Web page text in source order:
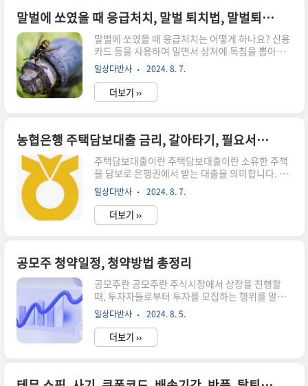
세를 보이며 아이클라우드, 애플뮤직 등의 서비스
를 제공하고 있습니다. 애플은 지속적인 연구개발
과 혁신적인 제품 출시를 통해 경쟁력을 유지하고
있으며, 전 세계적으로 많은 고객층을 확보하고 있
습니다. 자세한 설명애플은 스마트폰, 노트북, 태블
릿, 웨어러블 및 액세서리를 설계하고, 제조부터 판
매까지 다양한 관련 서비스를 ..
말벌에 쏘였을 때 응급처치, 말벌 퇴치법, 말벌퇴치비용, 말벌퇴치제 총정리
말벌에 쏘였을 때 응급처치는 어떻게 하나요? 신용
카드 등을 사용하여 밀면서 상처에 독침을 뽑아냅
니다.이후 벌에 쏘인 자리에 얼음찜질합니다.벌에
쏘인 사람이 쇼크에 빠졌을 때(알레르기 과민 반
응), 벌에 여러 번 쏘였을 때, 입안을 쏘였을 때(목
구멍과 혀가 부어올라 기도를 막을 수 있음)는 즉시
을 가까이 두지 말고 벌을 유인할 만한 향수, 화장
품, 요란한 색깔의 옷은 피해야 합니다. 만약 벌이
가까이 접근하면 벌이 놀라지 않도록 주의하면서
조심스럽게 피하는 것이 바람직합니다. 또한 말벌
에 쏘인 뒤 침을 제거하려고 상처 부위를 억지로 자
극하면 염증을 유발할 수 있으므로, 상처 부위를 차
갑게 한 뒤에 빨리 병원으로..
일상다반사 2024. 8. 7.
더보기 ››
농협은행 주택담보대출 금리, 갈아타기, 필요서류 총정리
주택담보대출이란 주택담보대출이란 소유한 주책
을 담보로 은행권에서 받는 대출을 의미합니다. 개
인의 신용이나 소득을 따지는 신용 대출보다 상대
적으로 저렴한 금리로 돈을 빌릴 수 있으며, 길게는
40년까지도 빌릴 수 있습니다. 또한, 빌려주는 한
도는 LTV 정책에 따라 일반지역은 70% 조정지역
LTV, DTI, DSR 등의 정책이 적용될 수 있습니
다. 농협은행 주택담보대출 금리 농협은행 주택담
보대출 금리는 연 최저 3.69%에서 최고 3.89%까
지 가능하며, 5년 만기 금융채권의 변동 사항에 따
라 다를 수 있습니다. (주택자금, 대출 기간 5년 1개
월, 거치식 아님, 대출금 3억 원, 원금 균등 분할 상
환 기준입니다..
일상다반사 2024. 8. 7.
더보기 ››
공모주 청약일정, 청약방법 총정리
공모주란 공모주란 주식시장에서 상장을 진행할
때, 투자자들로부터 투자를 모집하는 행위를 말하
며, 청약을 통해 투자자들을 모집하며 총 모인 투자
금액을 기준으로 투자자들에게 해당 주식을 나눠줍
니다. 이때 나눠준 주식을 공모주라고 부릅니다. 공
모주는 투자자들이 청약한 금액에 따라 배정되므
있습니다. 투자자들이 많이 모이고 투자 금액이 많
일상다반사 2024. 8. 5.
더보기 ››